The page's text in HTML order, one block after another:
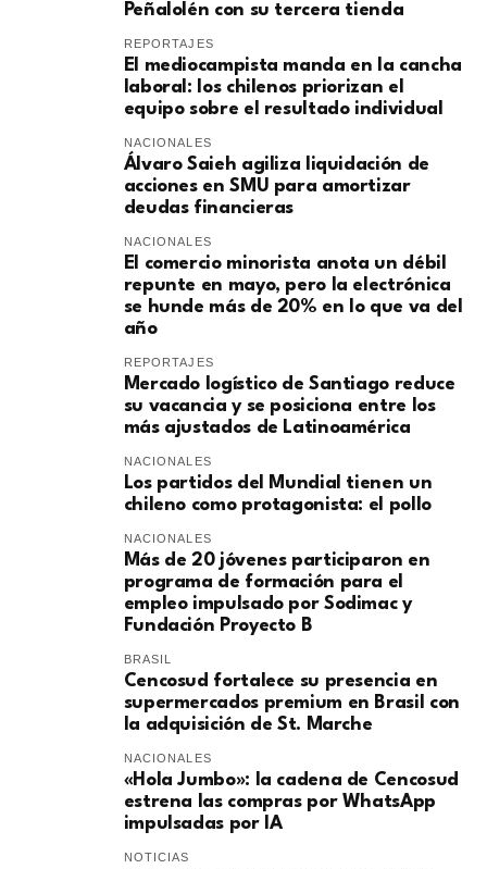
Peñalolén con su tercera tienda
REPORTAJES
El mediocampista manda en la cancha
laboral: los chilenos priorizan el
equipo sobre el resultado individual
NACIONALES
​Álvaro Saieh agiliza liquidación de
acciones en SMU para amortizar
deudas financieras
NACIONALES
El comercio minorista anota un débil
repunte en mayo, pero la electrónica
se hunde más de 20% en lo que va del
año
REPORTAJES
Mercado logístico de Santiago reduce
su vacancia y se posiciona entre los
más ajustados de Latinoamérica
NACIONALES
Los partidos del Mundial tienen un
chileno como protagonista: el pollo
NACIONALES
Más de 20 jóvenes participaron en
programa de formación para el
empleo impulsado por Sodimac y
Fundación Proyecto B
BRASIL
Cencosud fortalece su presencia en
supermercados premium en Brasil con
la adquisición de St. Marche
NACIONALES
«Hola Jumbo»: la cadena de Cencosud
estrena las compras por WhatsApp
impulsadas por IA
NOTICIAS